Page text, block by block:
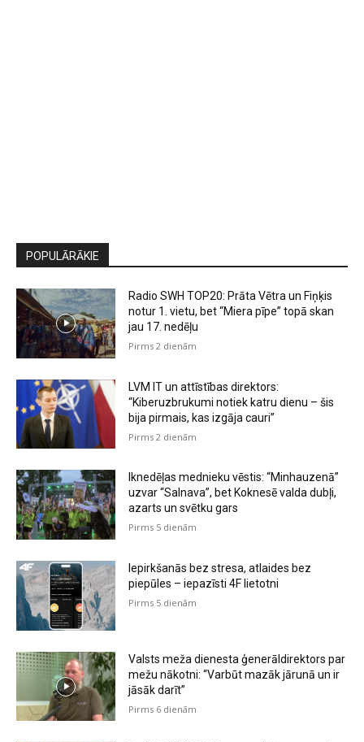
POPULĀRĀKIE
Radio SWH TOP20: Prāta Vētra un Fiņķis
notur 1. vietu, bet “Miera pīpe” topā skan
jau 17. nedēļu
Pirms 2 dienām
LVM IT un attīstības direktors:
“Kiberuzbrukumi notiek katru dienu – šis
bija pirmais, kas izgāja cauri”
Pirms 2 dienām
Iknedēļas mednieku vēstis: “Minhauzenā”
uzvar “Salnava”, bet Koknesē valda dubļi,
azarts un svētku gars
Pirms 5 dienām
Iepirkšanās bez stresa, atlaides bez
piepūles – iepazīsti 4F lietotni
Pirms 5 dienām
Valsts meža dienesta ģenerāldirektors par
mežu nākotni: “Varbūt mazāk jārunā un ir
jāsāk darīt”
Pirms 6 dienām